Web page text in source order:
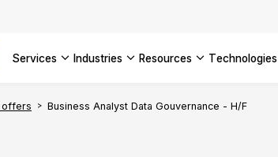
services industries resources technologies
offers Business Analyst Data Gouvernance - H/F